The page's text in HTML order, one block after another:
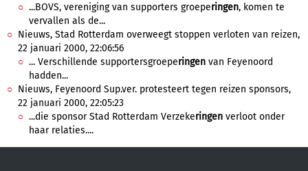
...BOVS, vereniging van supporters groeperingen, komen te
vervallen als de...
Nieuws, Stad Rotterdam overweegt stoppen verloten van reizen,
22 januari 2000, 22:06:56
... Verschillende supportersgroeperingen van Feyenoord
hadden...
Nieuws, Feyenoord Sup.ver. protesteert tegen reizen sponsors,
22 januari 2000, 22:05:23
...die sponsor Stad Rotterdam Verzekeringen verloot onder
haar relaties....